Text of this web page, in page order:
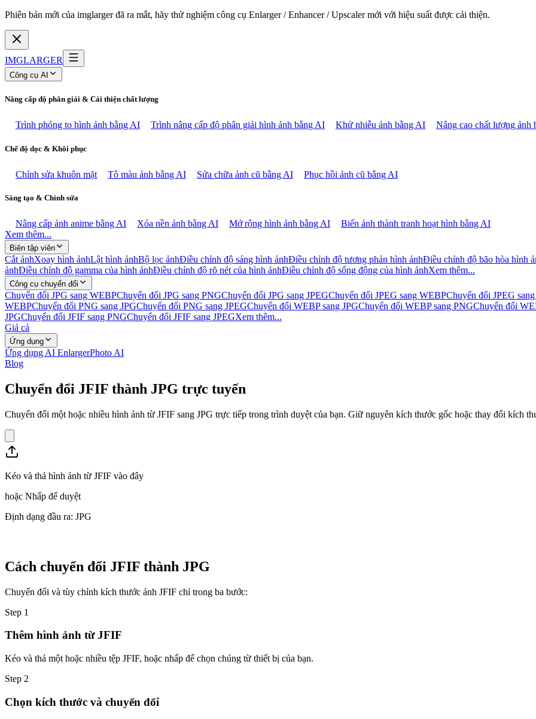
Phiên bản mới của imglarger đã ra mắt, hãy thử nghiệm công cụ Enlarger / Enhancer / Upscaler mới với hiệu suất được cải thiện.
IMGLARGER
Công cụ AI
Nâng cấp độ phân giải & Cải thiện chất lượng
Trình phóng to hình ảnh bằng AI Trình nâng cấp độ phân giải hình ảnh bằng AI Khử nhiễu ảnh bằng AI Nâng cao chất lượng ảnh
Chế độ dọc & Khôi phục
Chỉnh sửa khuôn mặt Tô màu ảnh bằng AI Sửa chữa ảnh cũ bằng AI Phục hồi ảnh cũ bằng AI
Sáng tạo & Chỉnh sửa
Nâng cấp ảnh anime bằng AI Xóa nền ảnh bằng AI Mở rộng hình ảnh bằng AI
Biến ảnh thành tranh hoạt hình bằng AI
Xem thêm...
Biên tập viên
Cắt ảnhXoay hình ảnhLật hình ảnhBộ lọc ảnhĐiều chỉnh độ sáng hình ảnhĐiều chỉnh độ tương phản hình ảnhĐiều chỉnh độ bão hòa hình
ảnhĐiều chỉnh độ gamma của hình ảnhĐiều chỉnh độ rõ nét của hình ảnhĐiều chỉnh độ sống động của hình ảnhXem thêm...
Công cụ chuyển đổi
Chuyển đổi JPG sang WEBPChuyển đổi JPG sang PNGChuyển đổi JPG sang JPEGChuyển đổi JPEG sang WEBPChuyển đổi JPEG sang
WEBPChuyển đổi PNG sang JPGChuyển đổi PNG sang JPEGChuyển đổi WEBP sang JPGChuyển đổi WEBP sang PNGChuyển đổi
JPGChuyển đổi JFIF sang PNGChuyển đổi JFIF sang JPEGXem thêm...
Giá cả
Ứng dụng
Ứng dụng AI EnlargerPhoto AI
Blog
Chuyển đổi JFIF thành JPG trực tuyến
Chuyển đổi một hoặc nhiều hình ảnh từ JFIF sang JPG trực tiếp trong trình duyệt của bạn. Giữ nguyên kích thước gốc hoặc thay đổi kích
Kéo và thả hình ảnh từ JFIF vào đây
hoặc Nhấp để duyệt
Định dạng đầu ra: JPG
Cách chuyển đổi JFIF thành JPG
Chuyển đổi và tùy chỉnh kích thước ảnh JFIF chỉ trong ba bước:
Step 1
Thêm hình ảnh từ JFIF
Kéo và thả một hoặc nhiều tệp JFIF, hoặc nhấp để chọn chúng từ thiết bị của bạn.
Step 2
Chọn kích thước và chuyển đổi